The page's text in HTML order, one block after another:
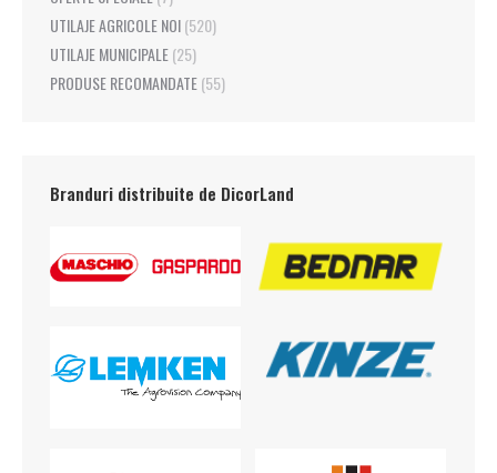
UTILAJE AGRICOLE NOI(520)
UTILAJE MUNICIPALE(25)
PRODUSE RECOMANDATE(55)
Branduri distribuite de DicorLand